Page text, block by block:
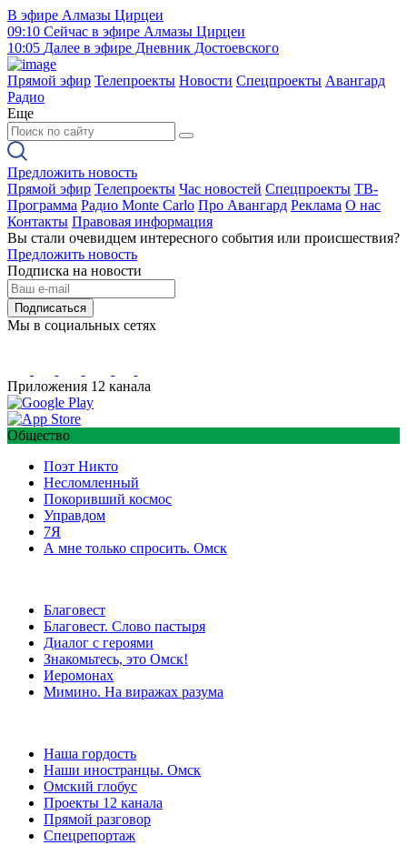
В эфире Алмазы Цирцеи
09:10 Сейчас в эфире Алмазы Цирцеи
10:05 Далее в эфире Дневник Достоевского
Прямой эфир Телепроекты Новости Спецпроекты Авангард
Радио
Еще
Предложить новость
Прямой эфир Телепроекты Час новостей Спецпроекты ТВ-
Программа Радио Monte Carlo Про Авангард Реклама О нас
Контакты Правовая информация
Вы стали очевидцем интересного события или происшествия?
Предложить новость
Подписка на новости
Подписаться
Мы в социальных сетях
Приложения 12 канала
Общество
Поэт Никто
Несломленный
Покоривший космос
Управдом
7Я
А мне только спросить. Омск
Благовест
Благовест. Слово пастыря
Диалог с героями
Знакомьтесь, это Омск!
Иеромонах
Мимино. На виражах разума
Наша гордость
Наши иностранцы. Омск
Омский глобус
Проекты 12 канала
Прямой разговор
Спецрепортаж